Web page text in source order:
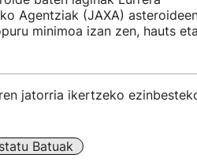
Agentziak (JAXA)
minimoa izan zen, hauts eta
jatorria ikertzeko
Batuak